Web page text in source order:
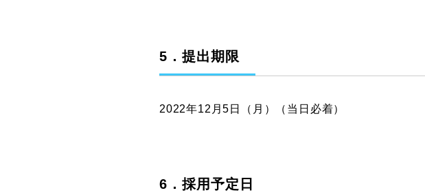
5．提出期限
2022年12月5日（月）（当日必着）
6．採用予定日